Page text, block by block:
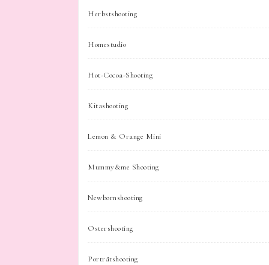
Herbstshooting
Homestudio
Hot-Cocoa-Shooting
Kitashooting
Lemon & Orange Mini
Mummy&me Shooting
Newbornshooting
Ostershooting
Porträtshooting